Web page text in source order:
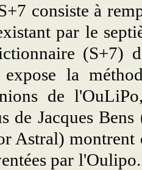
consiste à
par le
(S+7)
la
de
de Jacques
Astral) montrent
par